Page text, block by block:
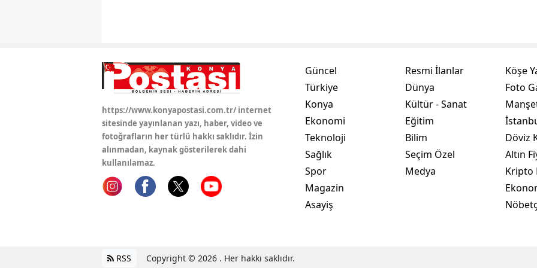
Aksaray
Bayburt
Karaman
Kırıkkale
Batman
https://www.konyapostasi.com.tr/ internet
sitesinde yayınlanan yazı, haber, video ve
fotoğrafların her türlü hakkı saklıdır. İzin
alınmadan, kaynak gösterilerek dahi
kullanılamaz.
Güncel
Türkiye
Konya
Ekonomi
Teknoloji
Sağlık
Spor
Magazin
Asayiş
Resmi İlanlar
Dünya
Kültür - Sanat
Eğitim
Bilim
Seçim Özel
Medya
Köşe
Foto
Döviz
Altın
Kripto
RSS Copyright © 2026 . Her hakkı saklıdır.